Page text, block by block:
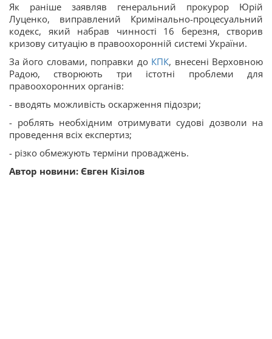
Як раніше заявляв генеральний прокурор Юрій
Луценко, виправлений Кримінально-процесуальний
кодекс, який набрав чинності 16 березня, створив
кризову ситуацію в правоохоронній системі України.
За його словами, поправки до КПК, внесені Верховною
Радою, створюють три істотні проблеми для
правоохоронних органів:
- вводять можливість оскарження підозри;
- роблять необхідним отримувати судові дозволи на
проведення всіх експертиз;
- різко обмежують терміни проваджень.
Автор новини: Євген Кізілов